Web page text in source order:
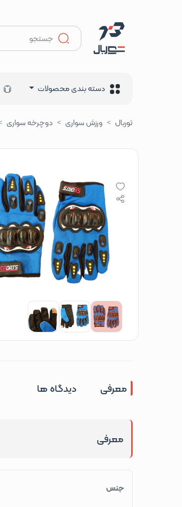
دسته بندی محصولات
توربال ورزش‌ سواری دوچرخه سواری
معرفی دیدگاه ها
معرفی
جنس